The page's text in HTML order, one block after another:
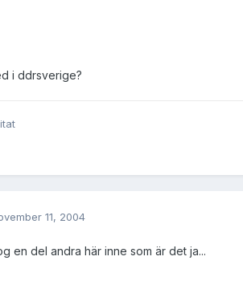
i ddrsverige?
11, 2004
en del andra här inne som är det ja...